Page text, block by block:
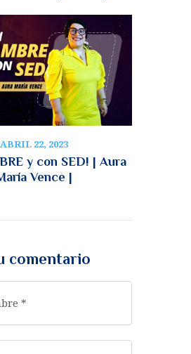
ABRIL 22, 2023
y con SED! | Aura
Vence |
comentario